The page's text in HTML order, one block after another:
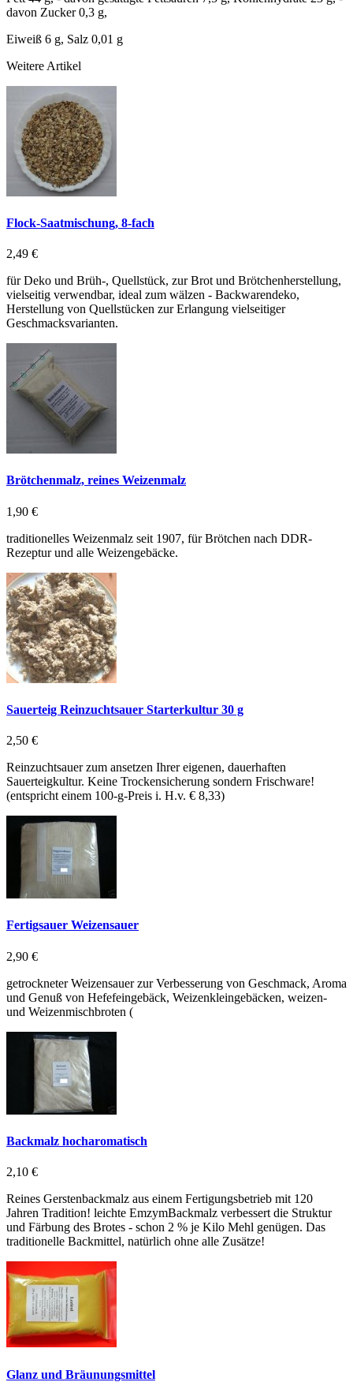
davon Zucker 0,3 g,
Eiweiß 6 g, Salz 0,01 g
Weitere Artikel
Flock-Saatmischung, 8-fach
2,49 €
für Deko und Brüh-, Quellstück, zur Brot und Brötchenherstellung,
vielseitig verwendbar, ideal zum wälzen - Backwarendeko,
Herstellung von Quellstücken zur Erlangung vielseitiger
Geschmacksvarianten.
Brötchenmalz, reines Weizenmalz
1,90 €
traditionelles Weizenmalz seit 1907, für Brötchen nach DDR-
Rezeptur und alle Weizengebäcke.
Sauerteig Reinzuchtsauer Starterkultur 30 g
2,50 €
Reinzuchtsauer zum ansetzen Ihrer eigenen, dauerhaften
Sauerteigkultur. Keine Trockensicherung sondern Frischware!
(entspricht einem 100-g-Preis i. H.v. € 8,33)
Fertigsauer Weizensauer
2,90 €
getrockneter Weizensauer zur Verbesserung von Geschmack, Aroma
und Genuß von Hefefeingebäck, Weizenkleingebäcken, weizen-
und Weizenmischbroten (
Backmalz hocharomatisch
2,10 €
Reines Gerstenbackmalz aus einem Fertigungsbetrieb mit 120
Jahren Tradition! leichte EmzymBackmalz verbessert die Struktur
und Färbung des Brotes - schon 2 % je Kilo Mehl genügen. Das
traditionelle Backmittel, natürlich ohne alle Zusätze!
Glanz und Bräunungsmittel